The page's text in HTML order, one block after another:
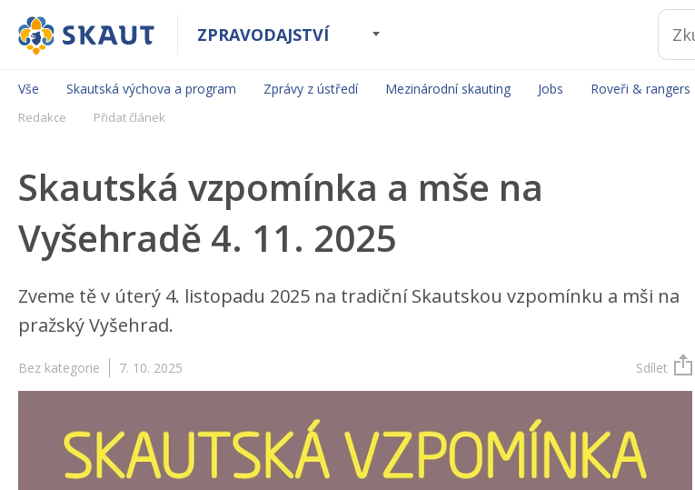
ZPRAVODAJSTVÍ
Vše Skautská výchova a program Zprávy z ústředí Mezinárodní skauting Jobs Roveři & rangers
Redakce Přidat článek
Skautská vzpomínka a mše na
Vyšehradě 4. 11. 2025
Zveme tě v úterý 4. listopadu 2025 na tradiční Skautskou vzpomínku a mši na
pražský Vyšehrad.
Bez kategorie 7. 10. 2025 Sdílet